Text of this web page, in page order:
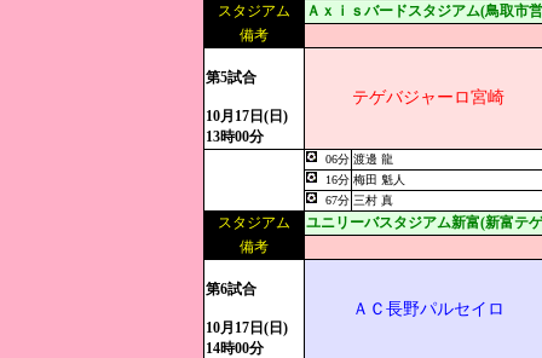
スタジアム
Ａｘｉｓバードスタジアム(鳥取市
備考
第5試合
10月17日(日)
13時00分
テゲバジャーロ宮崎
06分 渡邊 龍
16分 梅田 魁人
67分 三村 真
スタジアム
ユニリーバスタジアム新富(新富テ
備考
第6試合
10月17日(日)
14時00分
ＡＣ長野パルセイロ